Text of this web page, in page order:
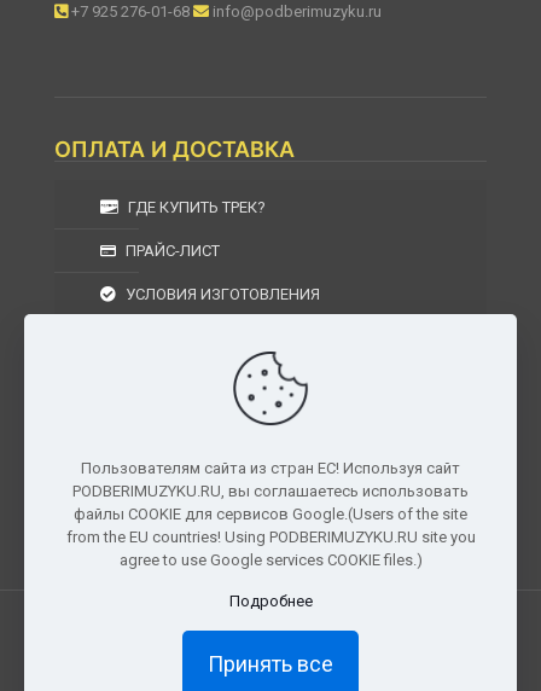
+7 925 276-01-68 info@podberimuzyku.ru
ОПЛАТА И ДОСТАВКА
ГДЕ КУПИТЬ ТРЕК?
ПРАЙС-ЛИСТ
УСЛОВИЯ ИЗГОТОВЛЕНИЯ
УСЛОВИЯ ВОЗВРАТА
г. Москва, Московская область, Центральный
федеральный округ, РФ, Россия
Все права защищены. © 2026 PODBERIMUZYKU.RU
Пользователям сайта из стран ЕС! Используя сайт
PODBERIMUZYKU.RU, вы соглашаетесь использовать
файлы COOKIE для сервисов Google.(Users of the site
from the EU countries! Using PODBERIMUZYKU.RU site you
agree to use Google services COOKIE files.)
Подробнее
Принять все